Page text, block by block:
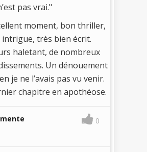
pas vrai."
moment, bon thriller,
très bien écrit.
haletant, de nombreux
Un dénouement
je ne l’avais pas vu venir.
chapitre en apothéose.
0